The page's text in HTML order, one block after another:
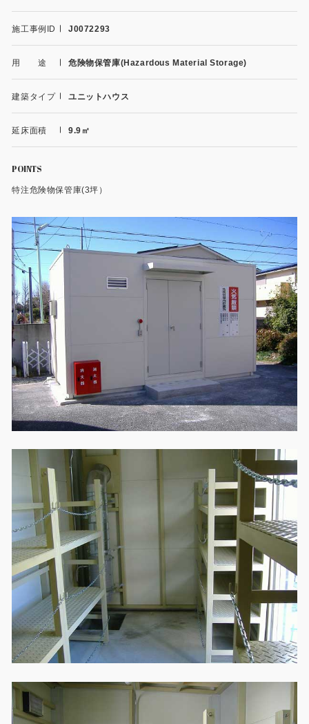
休憩室・喫煙室
中古品
製品特長と納入までの流れ
ユニットハウス
モジュール建築（プレハブ）
システム建築
危険物保管庫
防災倉庫
よくあるご質問
ナガワひまわり財団
展示場用地の募集
施工事例ID J0072293
用 途 危険物保管庫(Hazardous Material Storage)
建築タイプ ユニットハウス
延床面積 9.9㎡
POINTS
特注危険物保管庫(3坪）